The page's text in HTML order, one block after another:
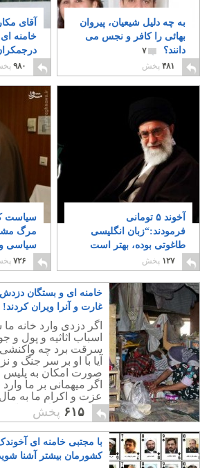
به چه دلیل شیعیان، پیروان
بهائی را کافر و نجس می
دانند؟
۷
۴۸۱ پخش
آقای
خامنه
۹۸۰
آخوند ۵ تومانی
فرمودند:“زبان انگلیسی
طاغوتی بوده، بهتر است
روسی و عربی یاد
بگیرید!.”
۳
۱۲۷ پخش
سیاست
مرگ
سیاسی و
۲
۷۲۶
خامنه ای و بستگان
غارت و آنرا ویران کردند!
اگر دزدی وارد خانه
اسباب اثاثیه و پول و
سرقت برد چه
آیا با او بر سر جنگ و
صورت امکان به پلیس
اگر میهمانی بر ما
عزت و اکرام ما به
درازی کند باز چه
دهیم؟.
۶۱۵ پخش
با مجتبی خامنه ای آخوندک
کشورمان بیشتر آشنا